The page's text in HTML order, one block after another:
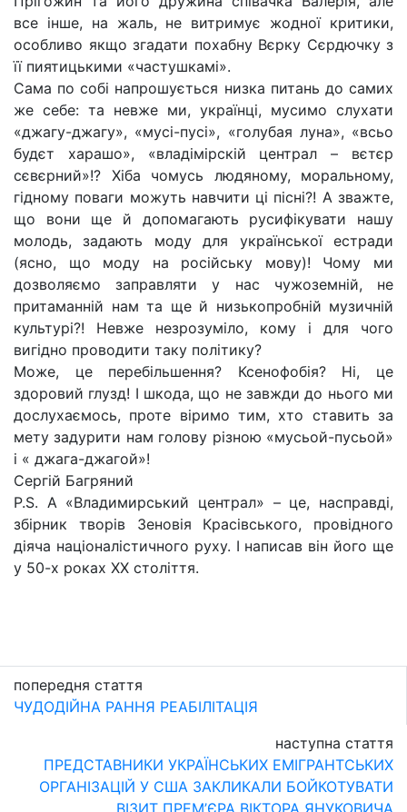
все інше, на жаль, не витримує жодної критики,
особливо якщо згадати похабну Вєрку Сєрдючку з
її пиятицькими «частушкамі».
Сама по собі напрошується низка питань до самих
же себе: та невже ми, українці, мусимо слухати
«джагу-джагу», «мусі-пусі», «голубая луна», «всьо
будєт харашо», «владімірскій централ – вєтєр
сєвєрний»!? Хіба чомусь людяному, моральному,
гідному поваги можуть навчити ці пісні?! А зважте,
що вони ще й допомагають русифікувати нашу
молодь, задають моду для української естради
(ясно, що моду на російську мову)! Чому ми
дозволяємо заправляти у нас чужоземній, не
притаманній нам та ще й низькопробній музичній
культурі?! Невже незрозуміло, кому і для чого
вигідно проводити таку політику?
Може, це перебільшення? Ксенофобія? Ні, це
здоровий глузд! І шкода, що не завжди до нього ми
дослухаємось, проте віримо тим, хто ставить за
мету задурити нам голову різною «мусьой-пусьой»
і « джага-джагой»!
Сергій Багряний
P.S. А «Владимирський централ» – це, насправді,
збірник творів Зеновія Красівського, провідного
діяча націоналістичного руху. І написав він його ще
у 50-х роках ХХ століття.
попередня стаття
ЧУДОДІЙНА РАННЯ РЕАБІЛІТАЦІЯ
наступна стаття
ПРЕДСТАВНИКИ УКРАЇНСЬКИХ ЕМІГРАНТСЬКИХ
ОРГАНІЗАЦІЙ У США ЗАКЛИКАЛИ БОЙКОТУВАТИ
ВІЗИТ ПРЕМ’ЄРА ВІКТОРА ЯНУКОВИЧА